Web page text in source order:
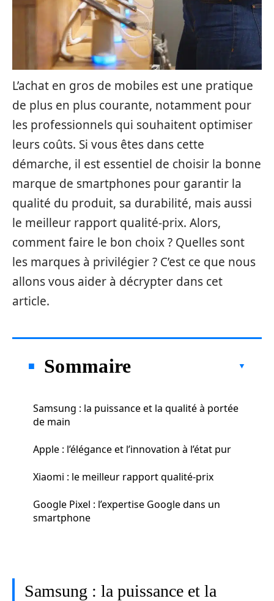
L’achat en gros de mobiles est une pratique
de plus en plus courante, notamment pour
les professionnels qui souhaitent optimiser
leurs coûts. Si vous êtes dans cette
démarche, il est essentiel de choisir la bonne
marque de smartphones pour garantir la
qualité du produit, sa durabilité, mais aussi
le meilleur rapport qualité-prix. Alors,
comment faire le bon choix ? Quelles sont
les marques à privilégier ? C’est ce que nous
allons vous aider à décrypter dans cet
article.
Sommaire
Samsung : la puissance et la qualité à portée
de main
Apple : l’élégance et l’innovation à l’état pur
Xiaomi : le meilleur rapport qualité-prix
Google Pixel : l’expertise Google dans un
smartphone
Samsung : la puissance et la